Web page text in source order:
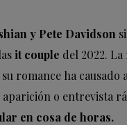
y Pete Davidson
it couple del 2022.
romance ha causado
aparición o entrevista
en cosa de horas.